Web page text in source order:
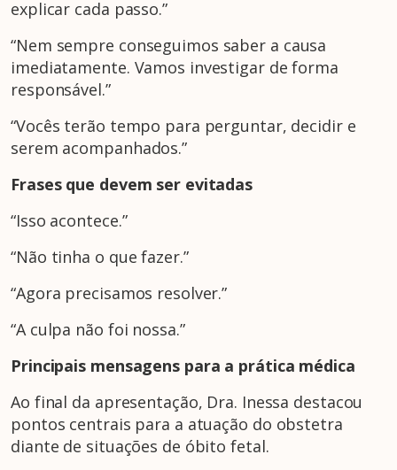
explicar cada passo.”
“Nem sempre conseguimos saber a causa
imediatamente. Vamos investigar de forma
responsável.”
“Vocês terão tempo para perguntar, decidir e
serem acompanhados.”
Frases que devem ser evitadas
“Isso acontece.”
“Não tinha o que fazer.”
“Agora precisamos resolver.”
“A culpa não foi nossa.”
Principais mensagens para a prática médica
Ao final da apresentação, Dra. Inessa destacou
pontos centrais para a atuação do obstetra
diante de situações de óbito fetal.